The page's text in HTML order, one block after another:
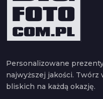
Personalizowane
najwyższej jakości.
bliskich na każdą okazję.